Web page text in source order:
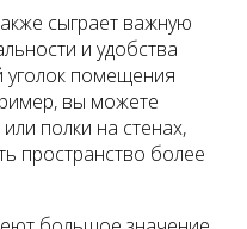
сыграет важную
и удобства
уголок помещения
вы можете
полки на стенах,
пространство более